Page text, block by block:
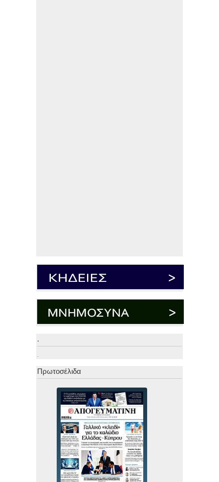
.
Πρωτοσέλιδα